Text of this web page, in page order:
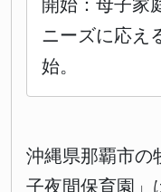
開始：母子家
ニーズに応え
始。
沖縄県那覇市の
子夜間保育園」